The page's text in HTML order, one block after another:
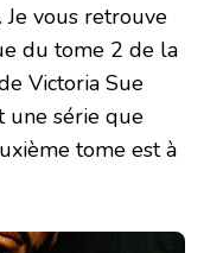
Je vous retrouve
du tome 2 de la
Victoria Sue
une série que
tome est à